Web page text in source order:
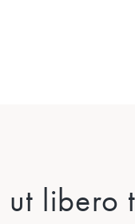
libero